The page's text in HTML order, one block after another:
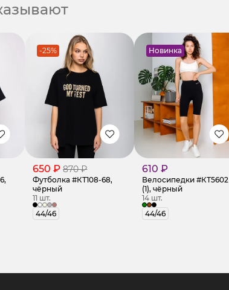
-25%
650 ₽ 870 ₽
Футболка #КТ108-68,
чёрный
11 шт.
44/46
Новинка
610 ₽
Велосипедки #КТ5602
(1), чёрный
14 шт.
44/46